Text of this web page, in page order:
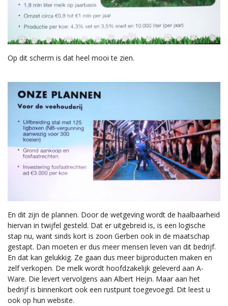
Op dit scherm is dat heel mooi te zien.
En dit zijn de plannen. Door de wetgeving wordt de haalbaarheid
hiervan in twijfel gesteld. Dat er uitgebreid is, is een logische
stap nu, want sinds kort is zoon Gerben ook in de maatschap
gestapt. Dan moeten er dus meer mensen leven van dit bedrijf.
En dat kan gelukkig. Ze gaan dus meer bijproducten maken en
zelf verkopen. De melk wordt hoofdzakelijk geleverd aan A-
Ware. Die levert vervolgens aan Albert Heijn. Maar aan het
bedrijf is binnenkort ook een rustpunt toegevoegd. Dit leest u
ook op hun website.